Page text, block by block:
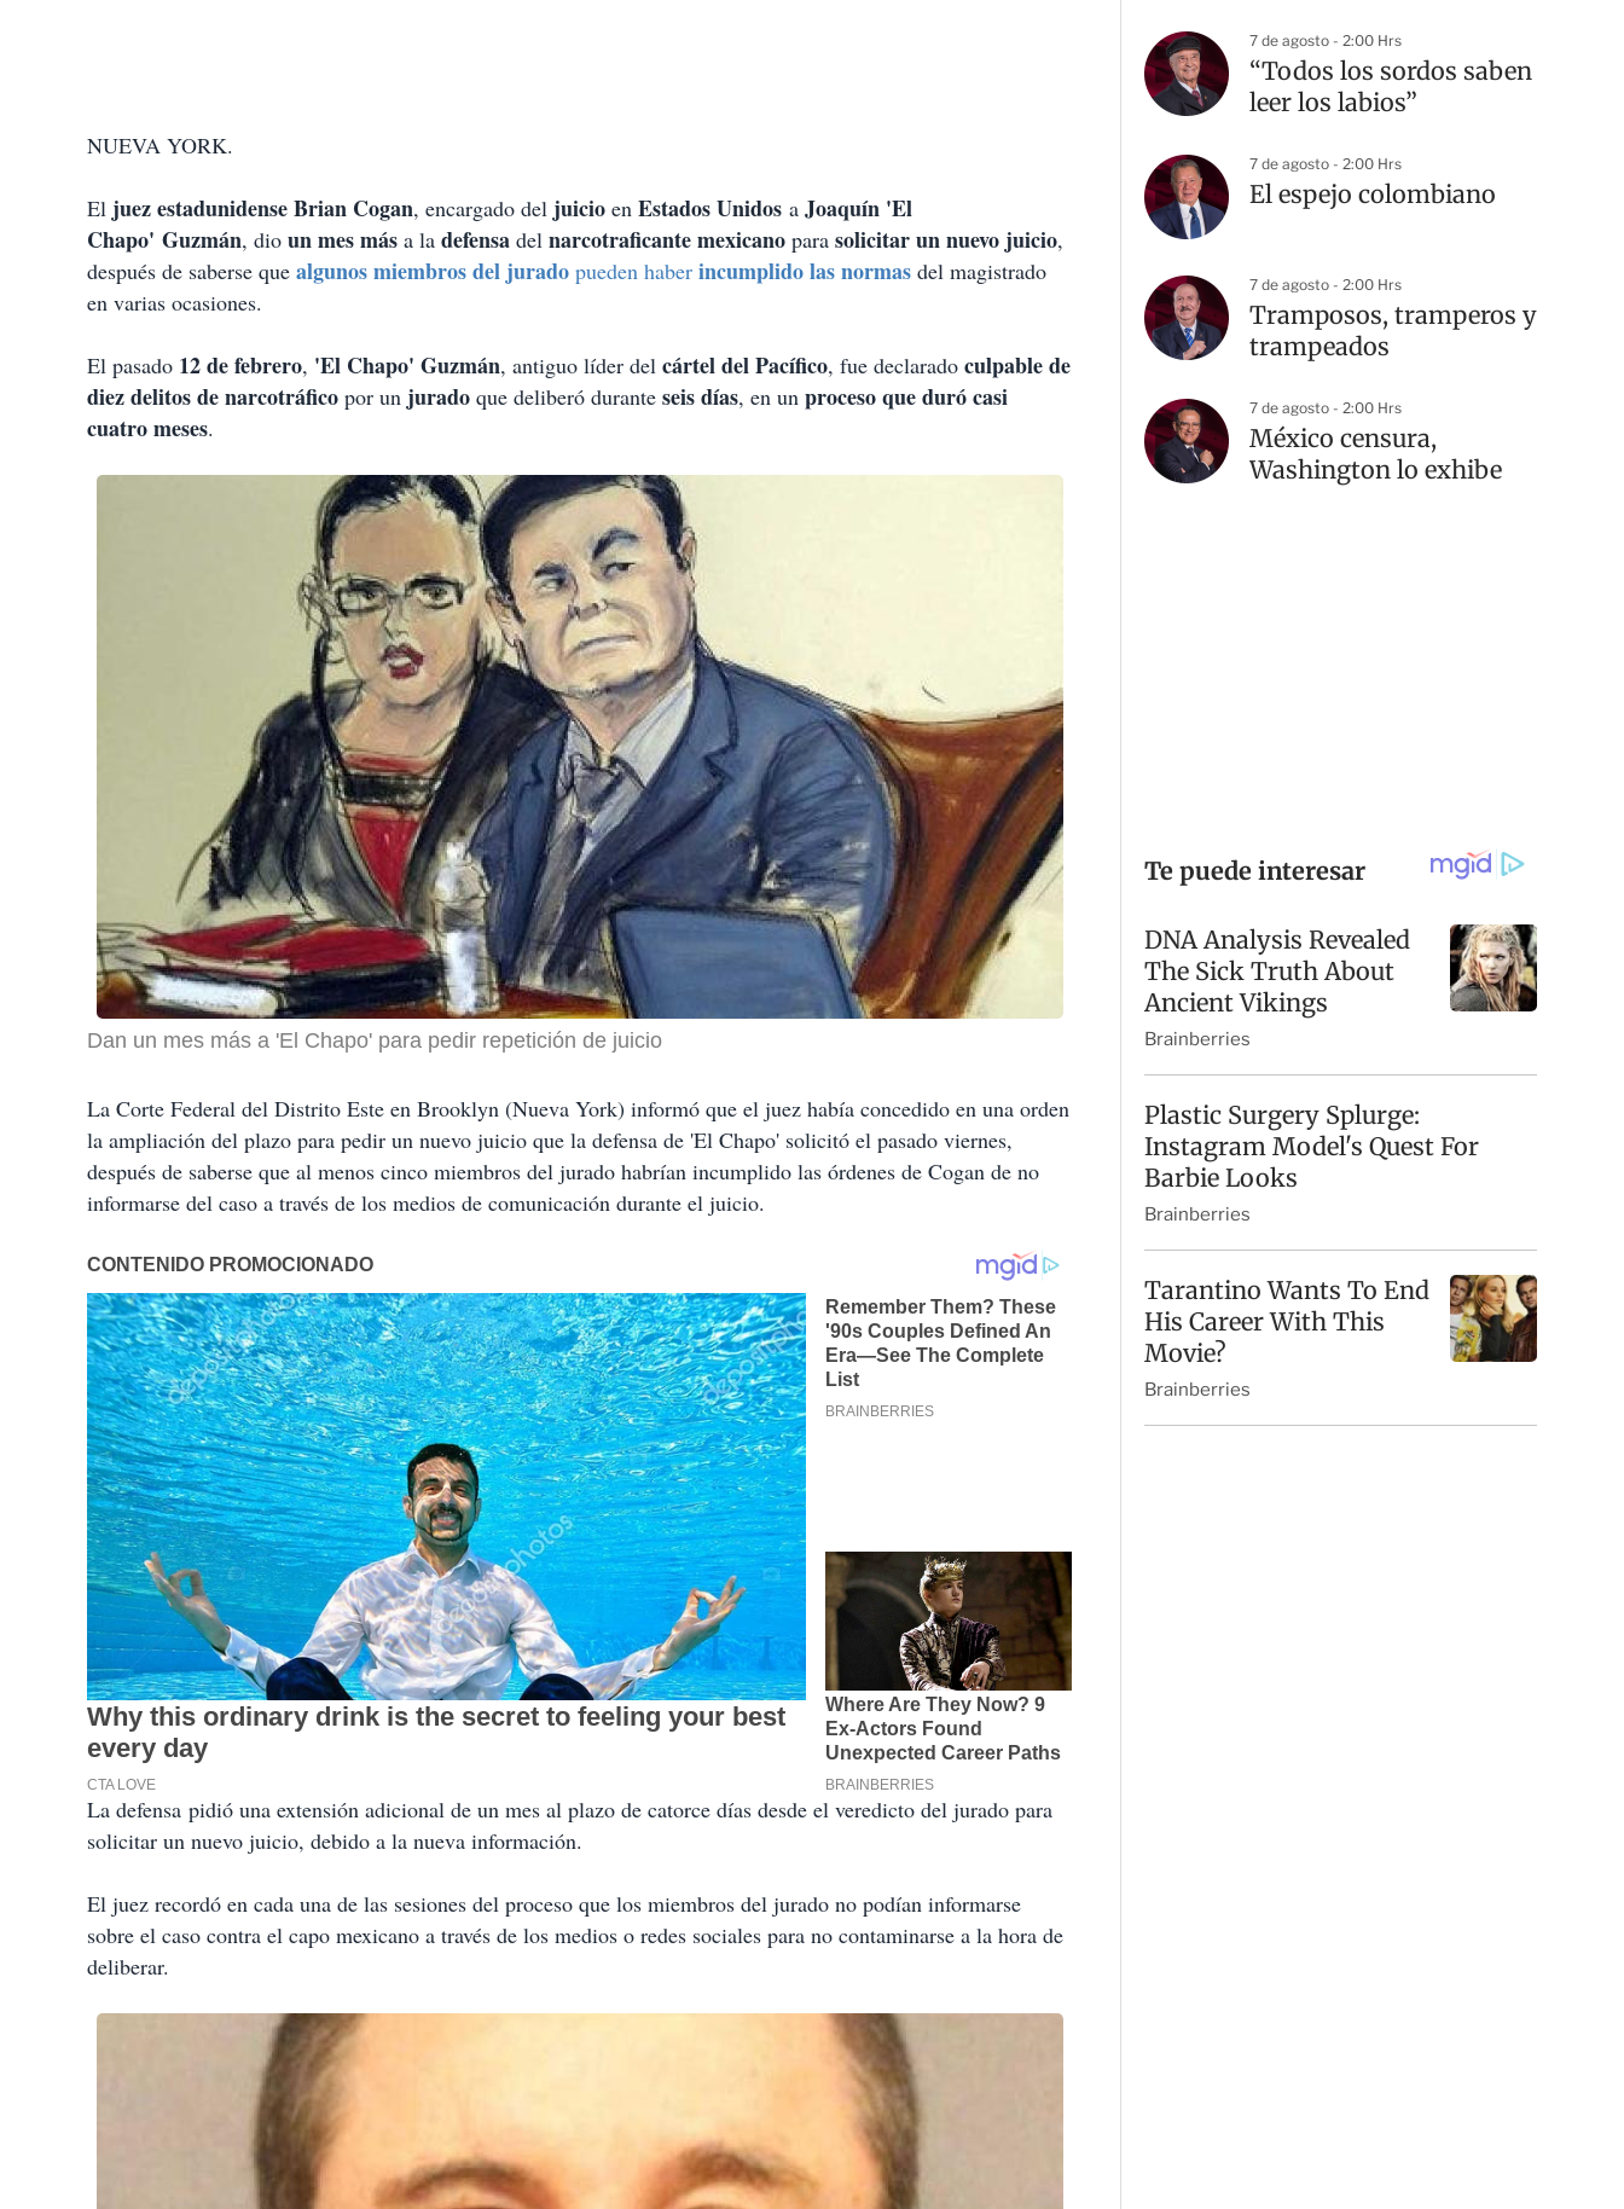
NUEVA YORK.
El juez estadunidense Brian Cogan, encargado del juicio en Estados Unidos a Joaquín 'El
Chapo' Guzmán, dio un mes más a la defensa del narcotraficante mexicano para solicitar un nuevo juicio,
después de saberse que algunos miembros del jurado pueden haber incumplido las normas del magistrado
en varias ocasiones.
El pasado 12 de febrero, 'El Chapo' Guzmán, antiguo líder del cártel del Pacífico, fue declarado culpable de
diez delitos de narcotráfico por un jurado que deliberó durante seis días, en un proceso que duró casi
cuatro meses.
Dan un mes más a 'El Chapo' para pedir repetición de juicio
La Corte Federal del Distrito Este en Brooklyn (Nueva York) informó que el juez había concedido en una orden
la ampliación del plazo para pedir un nuevo juicio que la defensa de 'El Chapo' solicitó el pasado viernes,
después de saberse que al menos cinco miembros del jurado habrían incumplido las órdenes de Cogan de no
informarse del caso a través de los medios de comunicación durante el juicio.
La defensa pidió una extensión adicional de un mes al plazo de catorce días desde el veredicto del jurado para
solicitar un nuevo juicio, debido a la nueva información.
El juez recordó en cada una de las sesiones del proceso que los miembros del jurado no podían informarse
sobre el caso contra el capo mexicano a través de los medios o redes sociales para no contaminarse a la hora de
deliberar.
7 de agosto - 2:00 Hrs
“Todos los sordos saben
leer los labios”
7 de agosto - 2:00 Hrs
El espejo colombiano
7 de agosto - 2:00 Hrs
Tramposos, tramperos y
trampeados
7 de agosto - 2:00 Hrs
México censura,
Washington lo exhibe